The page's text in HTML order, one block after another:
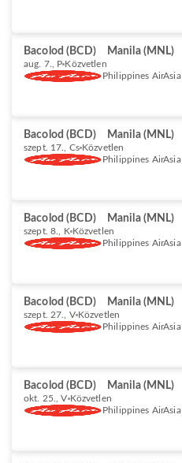
Bacolod (BCD) Manila (MNL)
aug. 7., P Közvetlen
Philippines AirAsia
Bacolod (BCD) Manila (MNL)
szept. 17., Cs Közvetlen
Philippines AirAsia
Bacolod (BCD) Manila (MNL)
szept. 8., K Közvetlen
Philippines AirAsia
Bacolod (BCD) Manila (MNL)
szept. 27., V Közvetlen
Philippines AirAsia
Bacolod (BCD) Manila (MNL)
okt. 25., V Közvetlen
Philippines AirAsia